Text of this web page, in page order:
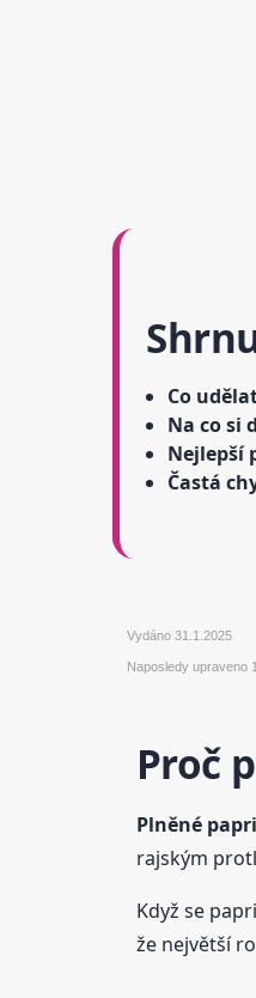
Co
Na co si
Nejlepší
Častá
Vydáno 31.1.2025
Naposledy upraveno
Proč
Plněné
rajským
Když se
že největší